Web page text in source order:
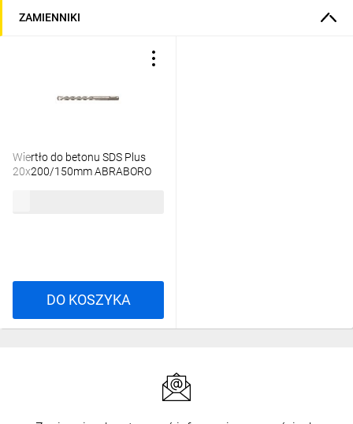
ZAMIENNIKI
Wiertło do betonu SDS Plus
20x200/150mm ABRABORO
DO KOSZYKA